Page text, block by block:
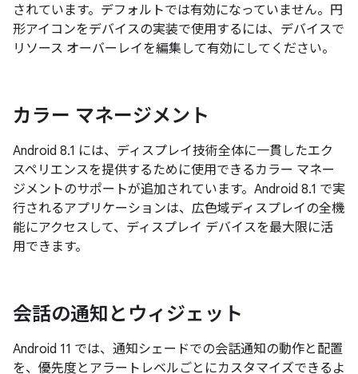
されています。デフォルトでは有効になっていません。円
形アイコンをデバイスの実装で使用するには、デバイスで
リソース オーバーレイを編集して有効にしてください。
カラー マネージメント
Android 8.1 には、ディスプレイ技術全体に一貫したエク
スペリエンスを提供するために使用できるカラー マネー
ジメントのサポートが追加されています。Android 8.1 で実
行されるアプリケーションは、広色域ディスプレイの全機
能にアクセスして、ディスプレイ デバイスを最大限に活
用できます。
会話の通知とウィジェット
Android 11 では、通知シェードでの会話通知の動作と配置
を、優先度とアラートレベルごとにカスタマイズできるよ